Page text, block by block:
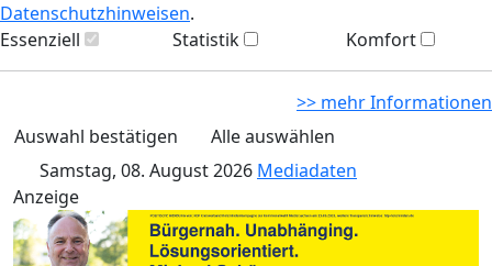
Datenschutzhinweisen.
Essenziell
Statistik Komfort
>> mehr Informationen
Auswahl bestätigen
Alle auswählen
Samstag, 08. August 2026 Mediadaten
Anzeige